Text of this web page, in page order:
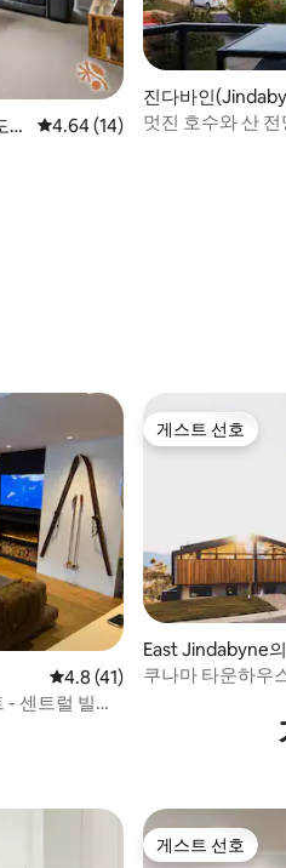
미
평점 4.64점(5점 만점), 후기 14
4.64 (14)
진다바인
미니엄
멋진 호수와 산
평점 4.8점(5점 만점), 후기 41
4.8 (41)
센트럴 빌리
게스트 선호
게스트 선호
East Jindabyne
쿠나마 타운하우
게스트 선호
게스트 선호